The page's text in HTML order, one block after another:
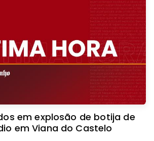
em explosão de botija de
em Viana do Castelo